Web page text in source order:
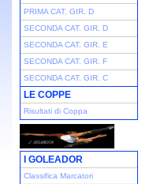
PRIMA CAT. GIR. D
SECONDA CAT. GIR. D
SECONDA CAT. GIR. E
SECONDA CAT. GIR. F
SECONDA CAT. GIR. C
LE COPPE
Risultati di Coppa
I GOLEADOR
Classifica Marcatori